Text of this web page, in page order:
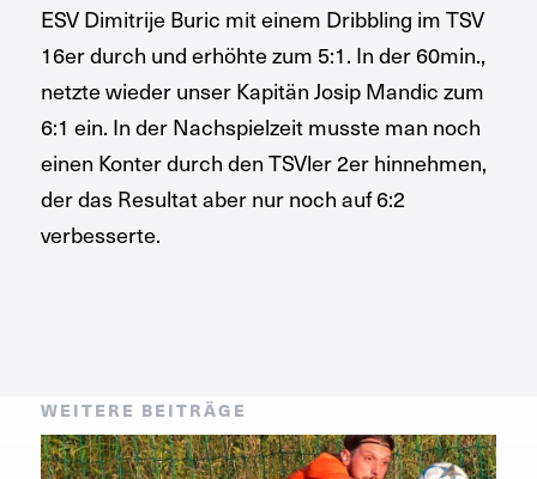
ESV Dimitrije Buric mit einem Dribbling im TSV
16er durch und erhöhte zum 5:1. In der 60min.,
netzte wieder unser Kapitän Josip Mandic zum
6:1 ein. In der Nachspielzeit musste man noch
einen Konter durch den TSVler 2er hinnehmen,
der das Resultat aber nur noch auf 6:2
verbesserte.
WEITERE BEITRÄGE